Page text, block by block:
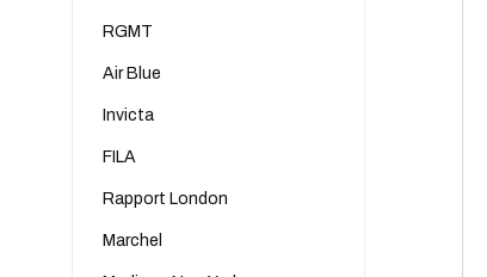
RGMT
Air Blue
Invicta
FILA
Rapport London
Marchel